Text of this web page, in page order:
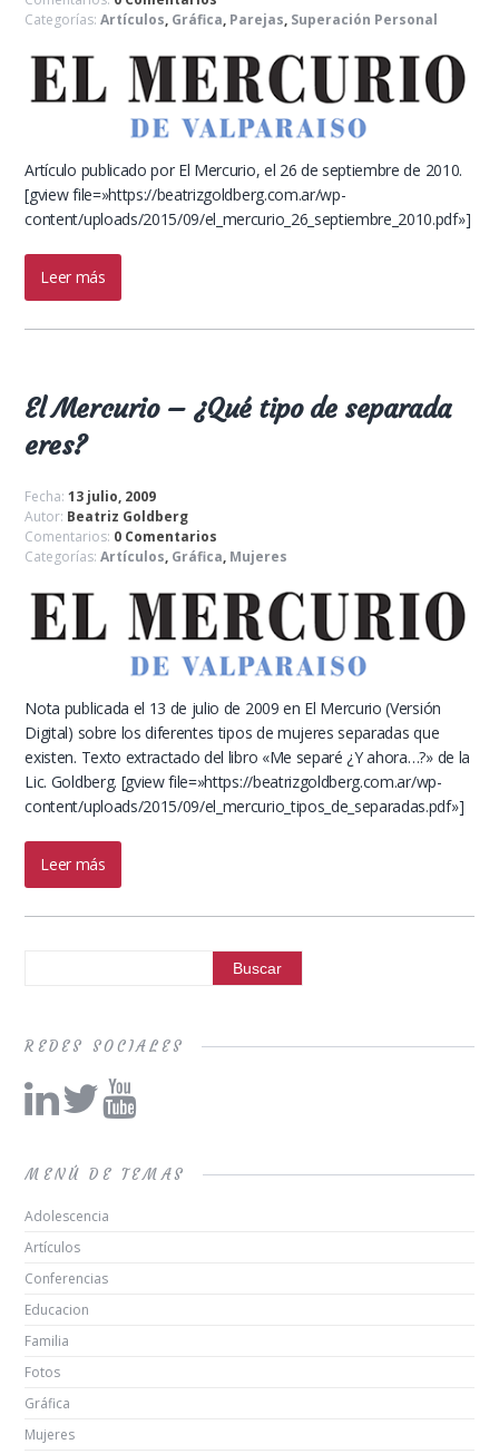
Categorías:Artículos, Gráfica, Parejas, Superación Personal
Artículo publicado por El Mercurio, el 26 de septiembre de 2010.
[gview file=»https://beatrizgoldberg.com.ar/wp-
content/uploads/2015/09/el_mercurio_26_septiembre_2010.pdf»]
Leer más
El Mercurio – ¿Qué tipo de separada
eres?
Fecha:13 julio, 2009
Autor: Beatriz Goldberg
Comentarios: 0 Comentarios
Categorías:Artículos, Gráfica, Mujeres
Nota publicada el 13 de julio de 2009 en El Mercurio (Versión
Digital) sobre los diferentes tipos de mujeres separadas que
existen. Texto extractado del libro «Me separé ¿Y ahora…?» de la
Lic. Goldberg. [gview file=»https://beatrizgoldberg.com.ar/wp-
content/uploads/2015/09/el_mercurio_tipos_de_separadas.pdf»]
Leer más
REDES SOCIALES
MENÚ DE TEMAS
Adolescencia
Artículos
Conferencias
Educacion
Familia
Fotos
Gráfica
Mujeres